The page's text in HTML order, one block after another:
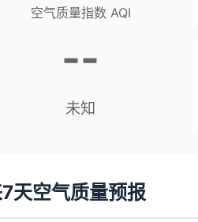
空气质量指数 AQI
--
未知
天空气质量预报